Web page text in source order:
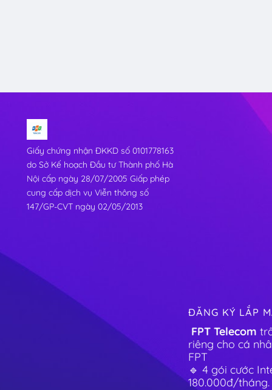
Giấy chứng nhận ĐKKD số 0101778163
do Sở Kế hoạch Đầu tư Thành phố Hà
Nội cấp ngày 28/07/2005 Giấp phép
cung cấp dịch vụ Viễn thông số
147/GP-CVT ngày 02/05/2013
ĐĂNG KÝ LẮP
FPT Telecom
riêng cho cá
FPT
🔹 4 gói cước
180.000đ/tháng.